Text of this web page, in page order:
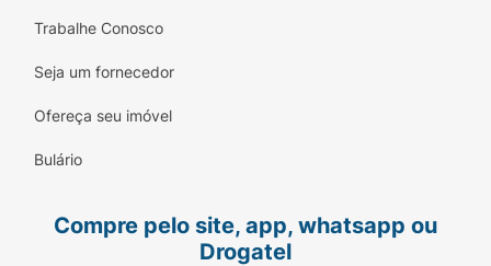
Trabalhe Conosco
Seja um fornecedor
Ofereça seu imóvel
Bulário
Compre pelo site, app, whatsapp ou
Drogatel